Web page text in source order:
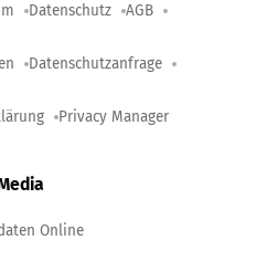
Datenschutz AGB
Datenschutzanfrage
Privacy Manager
Online